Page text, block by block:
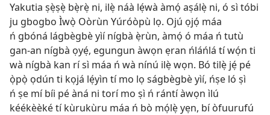
Yakutia ṣẹ̀ṣẹ̀ bẹ̀rẹ̀ ni, ilẹ̀ náà lẹ́wà àmọ́ aṣálẹ̀ ni, ó sì tóbi
ju gbogbo Ìwọ̀ Oòrùn Yúróòpù lọ. Ojú ọjọ́ máa
ń gbóná lágbègbè yìí nígbà ẹ̀rùn, àmọ́ ó máa ń tutù
gan-an nígbà ọyẹ́, egungun àwọn ẹran ńláńlá tí wọ́n ti
wà nígbà kan rí sì máa ń wà nínú ilẹ̀ wọn. Bó tilẹ̀ jẹ́ pé
ọ̀pọ̀ ọdún ti kọjá lẹ́yìn tí mo lọ ságbègbè yìí, ńṣe ló ṣì
ń ṣe mí bíi pé àná ni torí mo ṣì ń rántí àwọn ìlú
kéékèèké tí kùrukùru máa ń bò mọ́lẹ̀ yẹn, bí òfuurufú